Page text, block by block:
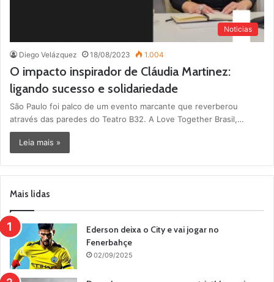
Noticias
Diego Velázquez 18/08/2023 1.004
O impacto inspirador de Cláudia Martinez:
ligando sucesso e solidariedade
São Paulo foi palco de um evento marcante que reverberou
através das paredes do Teatro B32. A Love Together Brasil,…
Leia mais »
Mais lidas
Ederson deixa o City e vai jogar no
Fenerbahçe
02/09/2025